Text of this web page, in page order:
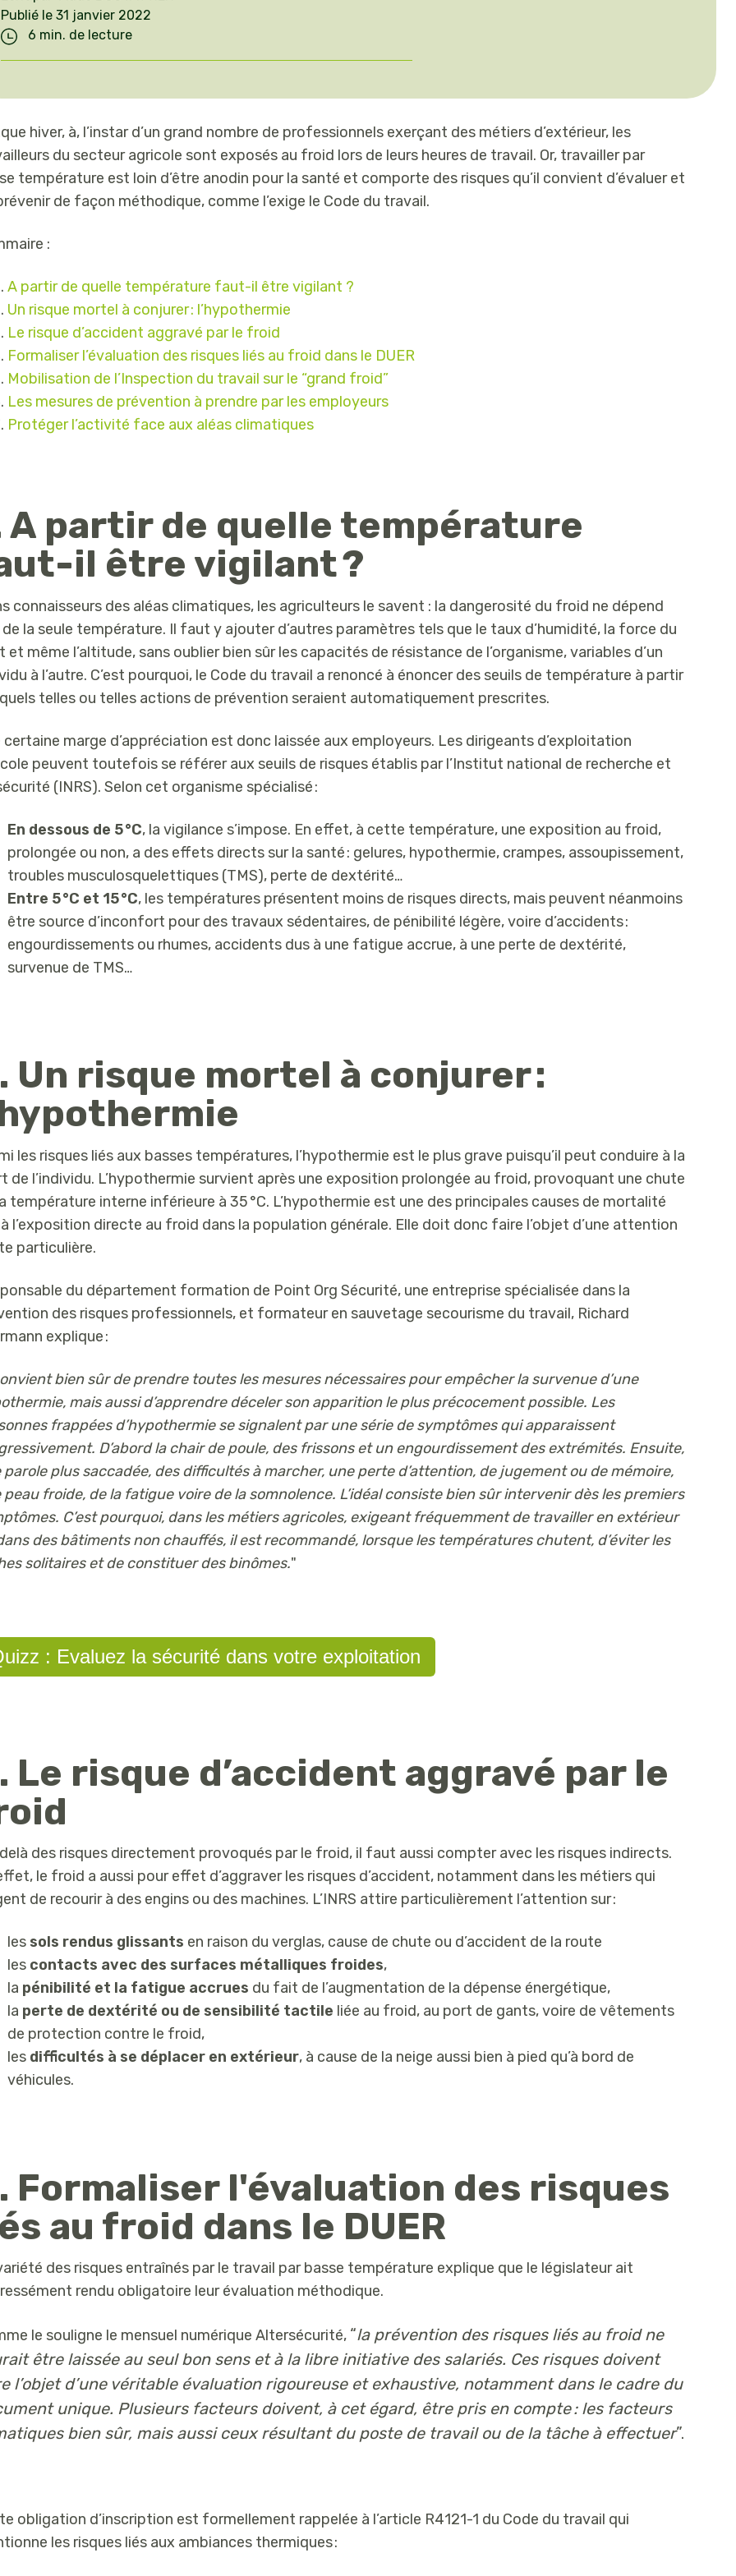
Pilotez votre
irrigation
de vos
accompagner
Trouvez le
poste qui vous
correspond et
postulez !
Publié le 31 janvier 2022
6 min. de lecture
hiver, à, l’instar d’un grand nombre de professionnels exerçant des métiers d’extérieur, les
du secteur agricole sont exposés au froid lors de leurs heures de travail. Or, travailler par
température est loin d’être anodin pour la santé et comporte des risques qu’il convient d’évaluer et
de façon méthodique, comme l’exige le Code du travail.
:
A partir de quelle température faut-il être vigilant ?
Un risque mortel à conjurer : l’hypothermie
Le risque d’accident aggravé par le froid
Formaliser l’évaluation des risques liés au froid dans le DUER
Mobilisation de l’Inspection du travail sur le “grand froid”
Les mesures de prévention à prendre par les employeurs
Protéger l’activité face aux aléas climatiques
A partir de quelle température
il être vigilant ?
connaisseurs des aléas climatiques, les agriculteurs le savent : la dangerosité du froid ne dépend
de la seule température. Il faut y ajouter d’autres paramètres tels que le taux d’humidité, la force du
et même l’altitude, sans oublier bien sûr les capacités de résistance de l’organisme, variables d’un
à l’autre. C’est pourquoi, le Code du travail a renoncé à énoncer des seuils de température à partir
telles ou telles actions de prévention seraient automatiquement prescrites.
certaine marge d’appréciation est donc laissée aux employeurs. Les dirigeants d’exploitation
peuvent toutefois se référer aux seuils de risques établis par l’Institut national de recherche et
(INRS). Selon cet organisme spécialisé :
En dessous de 5 °C, la vigilance s’impose. En effet, à cette température, une exposition au froid,
prolongée ou non, a des effets directs sur la santé : gelures, hypothermie, crampes, assoupissement,
troubles musculosquelettiques (TMS), perte de dextérité…
Entre 5 °C et 15 °C, les températures présentent moins de risques directs, mais peuvent néanmoins
être source d’inconfort pour des travaux sédentaires, de pénibilité légère, voire d’accidents :
engourdissements ou rhumes, accidents dus à une fatigue accrue, à une perte de dextérité,
survenue de TMS…
Un risque mortel à conjurer :
les risques liés aux basses températures, l’hypothermie est le plus grave puisqu’il peut conduire à la
de l’individu. L’hypothermie survient après une exposition prolongée au froid, provoquant une chute
température interne inférieure à 35 °C. L’hypothermie est une des principales causes de mortalité
l’exposition directe au froid dans la population générale. Elle doit donc faire l’objet d’une attention
particulière.
du département formation de Point Org Sécurité, une entreprise spécialisée dans la
des risques professionnels, et formateur en sauvetage secourisme du travail, Richard
explique :
bien sûr de prendre toutes les mesures nécessaires pour empêcher la survenue d’une
mais aussi d’apprendre déceler son apparition le plus précocement possible. Les
frappées d’hypothermie se signalent par une série de symptômes qui apparaissent
D’abord la chair de poule, des frissons et un engourdissement des extrémités. Ensuite,
parole plus saccadée, des difficultés à marcher, une perte d’attention, de jugement ou de mémoire,
peau froide, de la fatigue voire de la somnolence. L’idéal consiste bien sûr intervenir dès les premiers
C’est pourquoi, dans les métiers agricoles, exigeant fréquemment de travailler en extérieur
des bâtiments non chauffés, il est recommandé, lorsque les températures chutent, d’éviter les
solitaires et de constituer des binômes."
: Evaluez la sécurité dans votre exploitation
Le risque d’accident aggravé par le
des risques directement provoqués par le froid, il faut aussi compter avec les risques indirects.
le froid a aussi pour effet d’aggraver les risques d’accident, notamment dans les métiers qui
de recourir à des engins ou des machines. L’INRS attire particulièrement l’attention sur :
lessols rendus glissants en raison du verglas, cause de chute ou d’accident de la route
les contacts avec des surfaces métalliques froides,
la pénibilité et la fatigue accrues du fait de l’augmentation de la dépense énergétique,
la perte de dextérité ou de sensibilité tactile liée au froid, au port de gants, voire de vêtements
de protection contre le froid,
les difficultés à se déplacer en extérieur, à cause de la neige aussi bien à pied qu’à bord de
véhicules.
Formaliser l'évaluation des risques
au froid dans le DUER
des risques entraînés par le travail par basse température explique que le législateur ait
rendu obligatoire leur évaluation méthodique.
le souligne le mensuel numérique Altersécurité, “la prévention des risques liés au froid ne
être laissée au seul bon sens et à la libre initiative des salariés. Ces risques doivent
l’objet d’une véritable évaluation rigoureuse et exhaustive, notamment dans le cadre du
unique. Plusieurs facteurs doivent, à cet égard, être pris en compte : les facteurs
bien sûr, mais aussi ceux résultant du poste de travail ou de la tâche à effectuer”.
obligation d’inscription est formellement rappelée à l’article R4121-1 du Code du travail qui
les risques liés aux ambiances thermiques :